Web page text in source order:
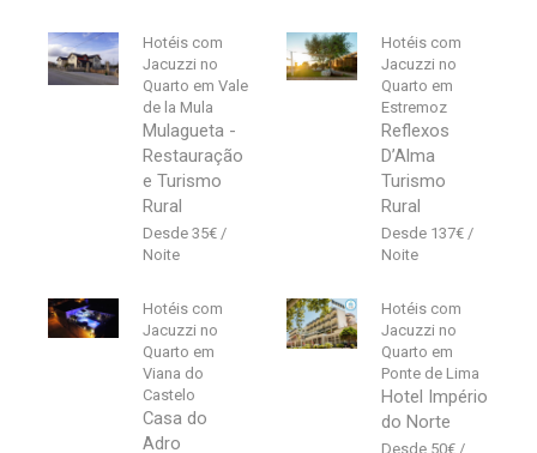
Hotéis com
Jacuzzi no
Quarto em Vale
de la Mula
Mulagueta -
Restauração
e Turismo
Rural
35€
Hotéis com
Jacuzzi no
Quarto em
Estremoz
Reflexos
D’Alma
Turismo
Rural
137€
Hotéis com
Jacuzzi no
Quarto em
Viana do
Castelo
Casa do
Adro
Hotéis com
Jacuzzi no
Quarto em
Ponte de Lima
Hotel Império
do Norte
50€